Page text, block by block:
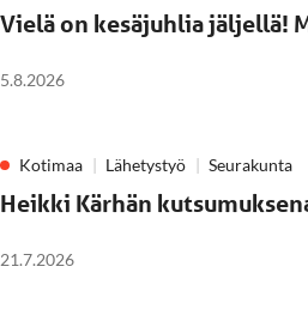
Vielä on kesäjuhlia jäljellä!
5.8.2026
Kotimaa Lähetystyö Seurakunta
Heikki Kärhän
21.7.2026